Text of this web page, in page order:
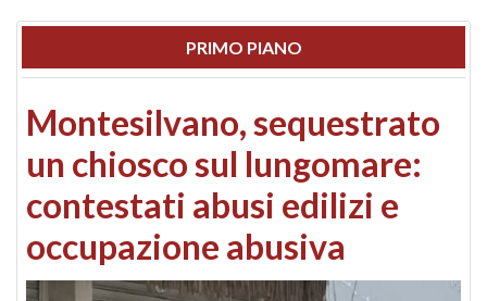
PRIMO PIANO
Montesilvano, sequestrato
un chiosco sul lungomare:
contestati abusi edilizi e
occupazione abusiva